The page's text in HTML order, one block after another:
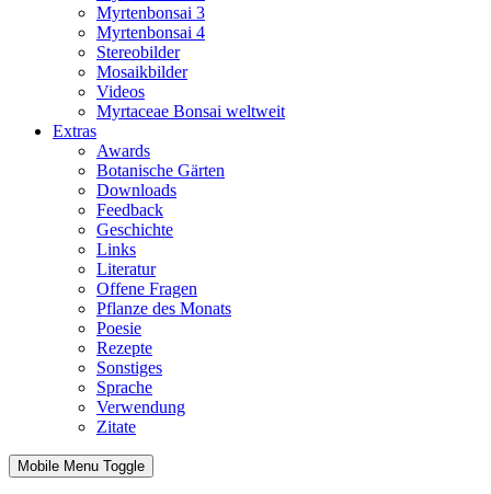
Myrtenbonsai 3
Myrtenbonsai 4
Stereobilder
Mosaikbilder
Videos
Myrtaceae Bonsai weltweit
Extras
Awards
Botanische Gärten
Downloads
Feedback
Geschichte
Links
Literatur
Offene Fragen
Pflanze des Monats
Poesie
Rezepte
Sonstiges
Sprache
Verwendung
Zitate
Mobile Menu Toggle